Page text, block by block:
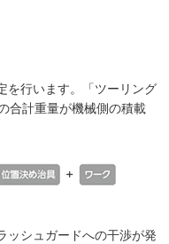
を行います。「ツーリング
合計重量が機械側の積載
ッシュガードへの干渉が発